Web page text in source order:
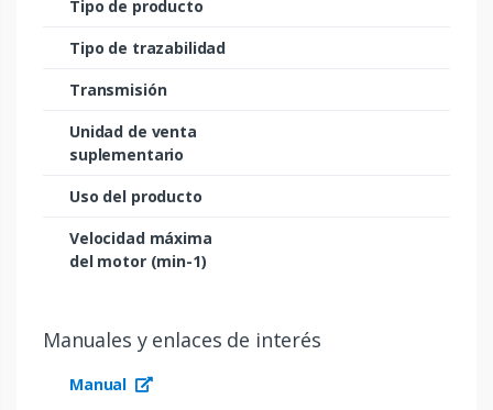
Tipo de producto
Tipo de trazabilidad
Transmisión
Unidad de venta
suplementario
Uso del producto
Velocidad máxima
del motor (min-1)
Manuales y enlaces de interés
Manual